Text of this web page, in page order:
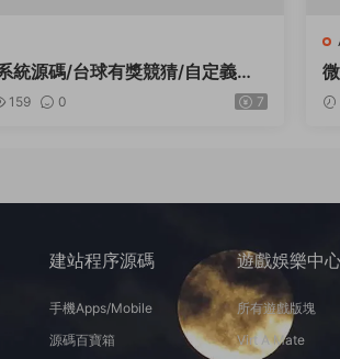
統源碼/台球有獎競猜/自定義賽
159 0 7
建站程序源碼
手機Apps/Mobile
源碼百寶箱
遊戲娛樂中
所有遊戲版塊
Virt A Mate